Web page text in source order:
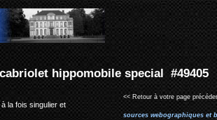
#49405
la fois singulier et
<< Retour à votre page
sources webographiques et